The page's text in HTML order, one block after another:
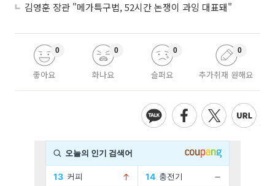
김영훈 장관 "메가특구법, 52시간 논쟁이 과잉 대표돼"
좋아요
0
화나요
0
슬퍼요
0
추가취재 원해요
0